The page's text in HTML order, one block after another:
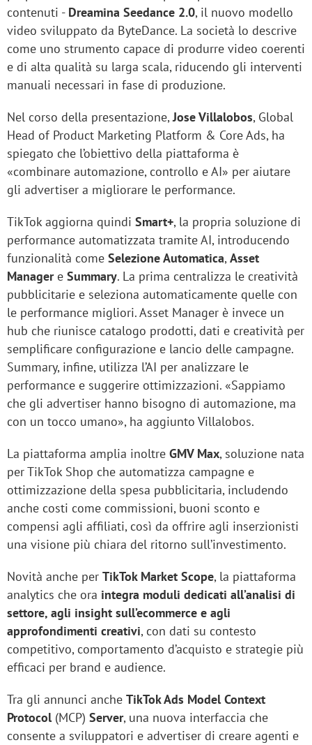
contenuti - Dreamina Seedance 2.0, il nuovo modello
video sviluppato da ByteDance. La società lo descrive
come uno strumento capace di produrre video coerenti
e di alta qualità su larga scala, riducendo gli interventi
manuali necessari in fase di produzione.
Nel corso della presentazione,Jose Villalobos, Global
Head of Product Marketing Platform & Core Ads, ha
spiegato che l’obiettivo della piattaforma è
«combinare automazione, controllo e AI» per aiutare
gli advertiser a migliorare le performance.
TikTok aggiorna quindi Smart+, la propria soluzione di
performance automatizzata tramite AI, introducendo
funzionalità come Selezione Automatica,Asset
Managere Summary. La prima centralizza le creatività
pubblicitarie e seleziona automaticamente quelle con
le performance migliori. Asset Manager è invece un
hub che riunisce catalogo prodotti, dati e creatività per
semplificare configurazione e lancio delle campagne.
Summary, infine, utilizza l’AI per analizzare le
performance e suggerire ottimizzazioni. «Sappiamo
che gli advertiser hanno bisogno di automazione, ma
con un tocco umano», ha aggiunto Villalobos.
La piattaforma amplia inoltre GMV Max, soluzione nata
per TikTok Shop che automatizza campagne e
ottimizzazione della spesa pubblicitaria, includendo
anche costi come commissioni, buoni sconto e
compensi agli affiliati, così da offrire agli inserzionisti
una visione più chiara del ritorno sull’investimento.
Novità anche per TikTok Market Scope, la piattaforma
analytics che ora integra moduli dedicati all’analisi di
settore, agli insight sull’ecommerce e agli
approfondimenti creativi, con dati su contesto
competitivo, comportamento d’acquisto e strategie più
efficaci per brand e audience.
Tra gli annunci anche TikTok Ads Model Context
Protocol(MCP) Server, una nuova interfaccia che
consente a sviluppatori e advertiser di creare agenti e